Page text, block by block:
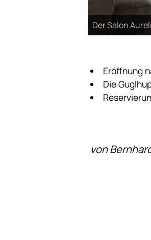
Der Salon
Eröffnung
Die
von